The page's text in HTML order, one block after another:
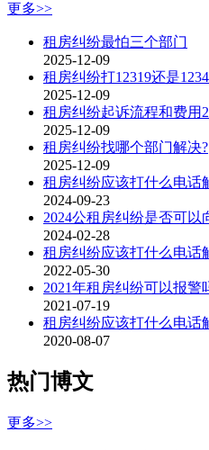
更多>>
租房纠纷最怕三个部门
2025-12-09
租房纠纷打12319还是
2025-12-09
租房纠纷起诉流程和费用
2025-12-09
租房纠纷找哪个部门解决?
2025-12-09
租房纠纷应该打什么电话
2024-09-23
2024公租房纠纷是否可以
2024-02-28
租房纠纷应该打什么电话
2022-05-30
2021年租房纠纷可以报警
2021-07-19
租房纠纷应该打什么电话
2020-08-07
热门博文
更多>>